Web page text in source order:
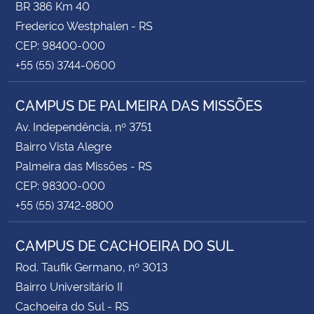
BR 386 Km 40
Frederico Westphalen - RS
CEP: 98400-000
+55 (55) 3744-0600
CAMPUS DE PALMEIRA DAS MISSÕES
Av. Independência, nº 3751
Bairro Vista Alegre
Palmeira das Missões - RS
CEP: 98300-000
+55 (55) 3742-8800
CAMPUS DE CACHOEIRA DO SUL
Rod. Taufik Germano, nº 3013
Bairro Universitário II
Cachoeira do Sul - RS